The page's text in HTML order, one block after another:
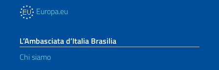
Europa.eu
L’Ambasciata d’Italia Brasilia
Chi siamo